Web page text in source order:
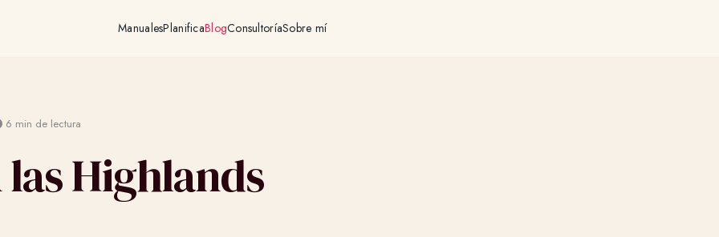
ManualesPlanificaBlogConsultoríaSobre mí
6 min de lectura
Highlands